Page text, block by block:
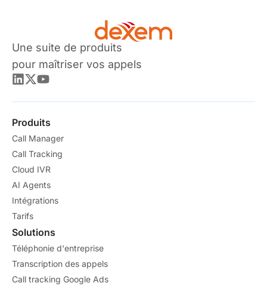
Une suite de produits
pour maîtriser vos appels
Produits
Call Manager
Call Tracking
Cloud IVR
AI Agents
Intégrations
Tarifs
Solutions
Téléphonie d'entreprise
Transcription des appels
Call tracking Google Ads